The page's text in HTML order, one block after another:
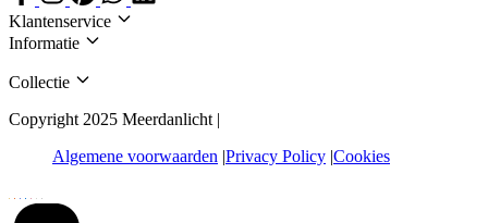
Klantenservice
Informatie
Collectie
Copyright 2025 Meerdanlicht |
Algemene voorwaarden Privacy Policy Cookies